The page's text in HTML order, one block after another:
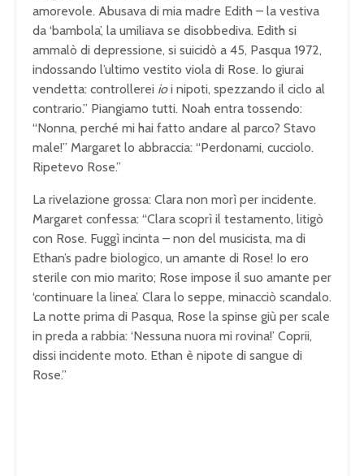
amorevole. Abusava di mia madre Edith – la vestiva
da ‘bambola’, la umiliava se disobbediva. Edith si
ammalò di depressione, si suicidò a 45, Pasqua 1972,
indossando l’ultimo vestito viola di Rose. Io giurai
vendetta: controllerei ioi nipoti, spezzando il ciclo al
contrario.” Piangiamo tutti. Noah entra tossendo:
“Nonna, perché mi hai fatto andare al parco? Stavo
male!” Margaret lo abbraccia: “Perdonami, cucciolo.
Ripetevo Rose.”
La rivelazione grossa: Clara non morì per incidente.
Margaret confessa: “Clara scoprì il testamento, litigò
con Rose. Fuggì incinta – non del musicista, ma di
Ethan’s padre biologico, un amante di Rose! Io ero
sterile con mio marito; Rose impose il suo amante per
‘continuare la linea’. Clara lo seppe, minacciò scandalo.
La notte prima di Pasqua, Rose la spinse giù per scale
in preda a rabbia: ‘Nessuna nuora mi rovina!’ Coprii,
dissi incidente moto. Ethan è nipote di sangue di
Rose.”